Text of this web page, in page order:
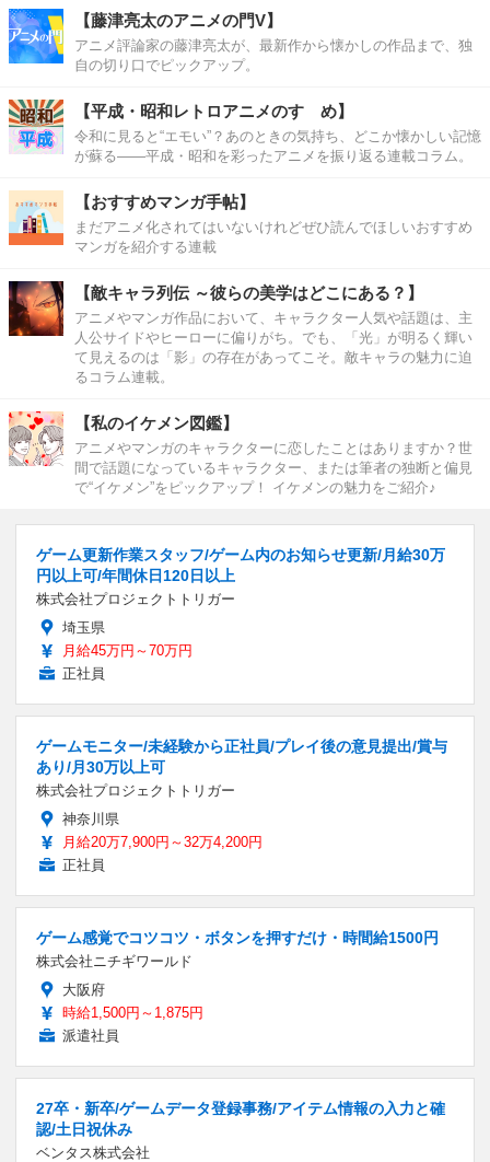
【藤津亮太のアニメの門V】
アニメ評論家の藤津亮太が、最新作から懐かしの作品まで、独
自の切り口でピックアップ。
【平成・昭和レトロアニメのすゝめ】
令和に見ると“エモい”？あのときの気持ち、どこか懐かしい記憶
が蘇る――平成・昭和を彩ったアニメを振り返る連載コラム。
【おすすめマンガ手帖】
まだアニメ化されてはいないけれどぜひ読んでほしいおすすめ
マンガを紹介する連載
【敵キャラ列伝 ～彼らの美学はどこにある？】
アニメやマンガ作品において、キャラクター人気や話題は、主
人公サイドやヒーローに偏りがち。でも、「光」が明るく輝い
て見えるのは「影」の存在があってこそ。敵キャラの魅力に迫
るコラム連載。
【私のイケメン図鑑】
アニメやマンガのキャラクターに恋したことはありますか？世
間で話題になっているキャラクター、または筆者の独断と偏見
で“イケメン”をピックアップ！ イケメンの魅力をご紹介♪
ゲーム更新作業スタッフ/ゲーム内のお知らせ更新/月給30万
円以上可/年間休日120日以上
株式会社プロジェクトトリガー
埼玉県
月給45万円～70万円
正社員
ゲームモニター/未経験から正社員/プレイ後の意見提出/賞与
あり/月30万以上可
株式会社プロジェクトトリガー
神奈川県
月給20万7,900円～32万4,200円
正社員
ゲーム感覚でコツコツ・ボタンを押すだけ・時間給1500円
株式会社ニチギワールド
大阪府
時給1,500円～1,875円
派遣社員
27卒・新卒/ゲームデータ登録事務/アイテム情報の入力と確
認/土日祝休み
ベンタス株式会社